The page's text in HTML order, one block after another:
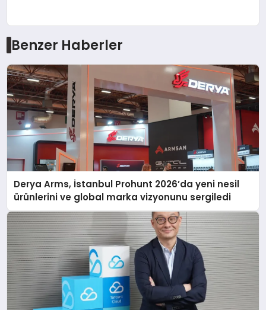
Benzer Haberler
Derya Arms, İstanbul Prohunt 2026’da yeni nesil
ürünlerini ve global marka vizyonunu sergiledi